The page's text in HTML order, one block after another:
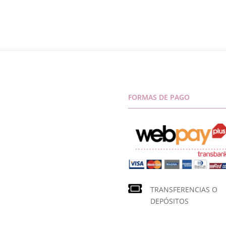
FORMAS DE PAGO
TRANSFERENCIAS O
DEPÓSITOS